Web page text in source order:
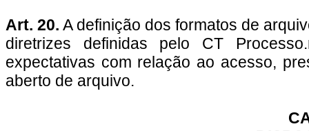
Art. 20. A definição dos formatos de
diretrizes definidas pelo CT
expectativas com relação ao acesso,
aberto de arquivo.